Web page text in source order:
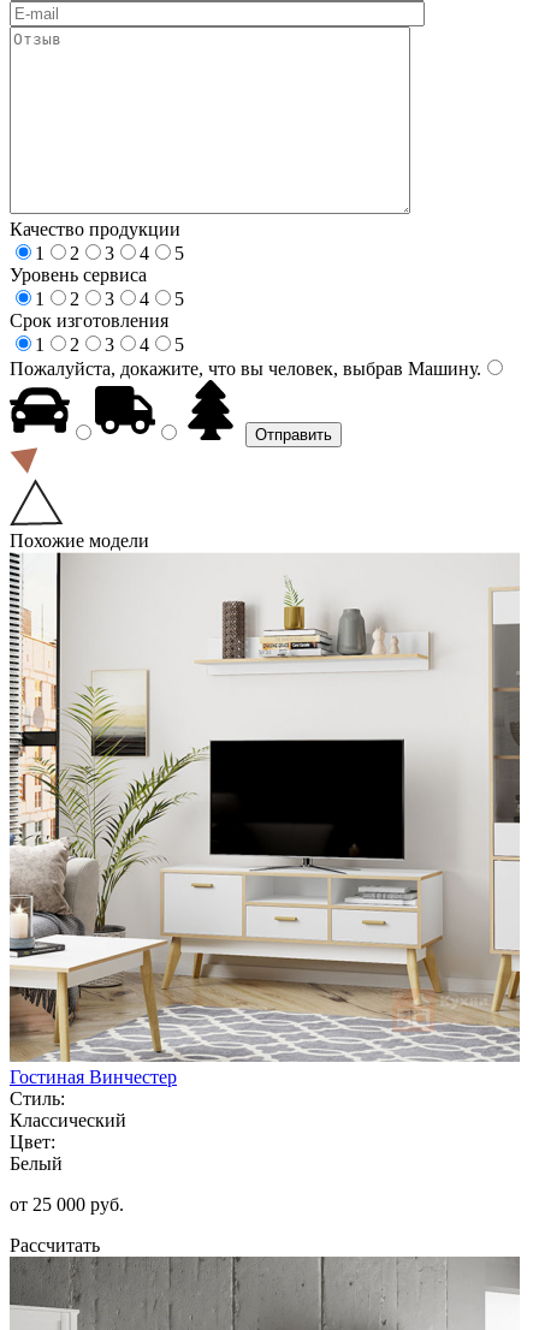
Качество продукции
1
2 3 4
5
Уровень сервиса
1
2 3 4
5
Срок изготовления
1
2 3 4
5
Пожалуйста, докажите, что вы человек, выбрав Машину.
Похожие модели
Гостиная Винчестер
Стиль:
Классический
Цвет:
Белый
от 25 000 руб.
Рассчитать